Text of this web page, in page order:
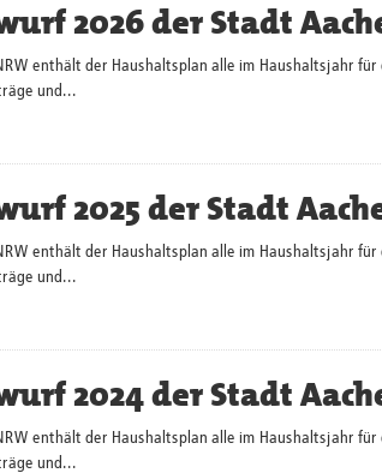
2026 der Stadt
enthält der Haushaltsplan alle im Haushaltsjahr
und...
2025 der Stadt
enthält der Haushaltsplan alle im Haushaltsjahr
und...
2024 der Stadt
enthält der Haushaltsplan alle im Haushaltsjahr
und...